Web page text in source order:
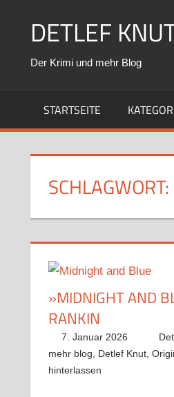
DETLEF
Der Krimi und mehr Blog
STARTSEITE
SCHLAGWORT:
»MIDNIGHT AND
RANKIN
7. Januar 2026
mehr blog
Detlef Knut,
hinterlassen